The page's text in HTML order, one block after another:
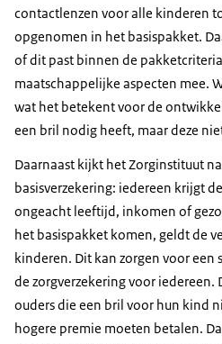
contactlenzen voor alle kinderen
opgenomen in het basispakket.
of dit past binnen de
maatschappelijke aspecten mee.
wat het betekent voor de
een bril nodig heeft, maar deze
Daarnaast kijkt het Zorginstituut
basisverzekering: iedereen krijgt
ongeacht leeftijd, inkomen of
het basispakket komen, geldt de
kinderen. Dit kan zorgen voor een
de zorgverzekering voor iedereen.
ouders die een bril voor hun kind
hogere premie moeten betalen.